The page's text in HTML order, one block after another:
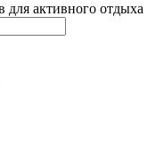
для активного отдыха